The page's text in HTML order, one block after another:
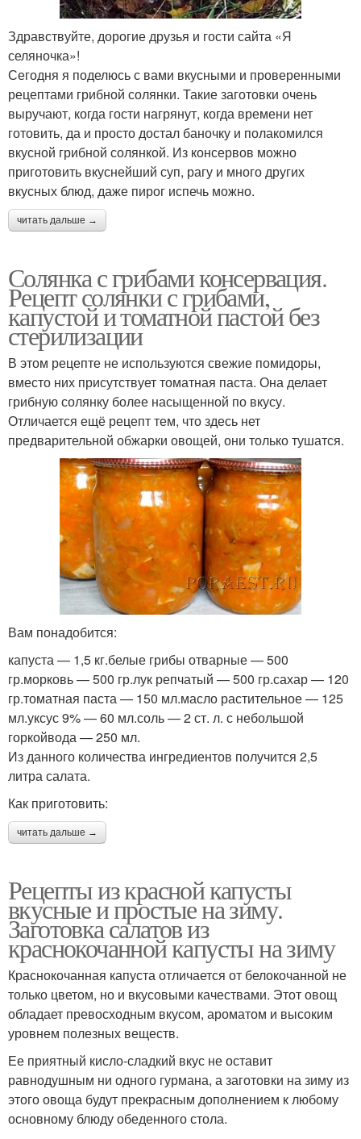
Здравствуйте, дорогие друзья и гости сайта «Я
селяночка»!
Сегодня я поделюсь с вами вкусными и проверенными
рецептами грибной солянки. Такие заготовки очень
выручают, когда гости нагрянут, когда времени нет
готовить, да и просто достал баночку и полакомился
вкусной грибной солянкой. Из консервов можно
приготовить вкуснейший суп, рагу и много других
вкусных блюд, даже пирог испечь можно.
читать дальше →
Солянка с грибами консервация.
Рецепт солянки с грибами,
капустой и томатной пастой без
стерилизации
В этом рецепте не используются свежие помидоры,
вместо них присутствует томатная паста. Она делает
грибную солянку более насыщенной по вкусу.
Отличается ещё рецепт тем, что здесь нет
предварительной обжарки овощей, они только тушатся.
Вам понадобится:
капуста — 1,5 кг.белые грибы отварные — 500
гр.морковь — 500 гр.лук репчатый — 500 гр.сахар — 120
гр.томатная паста — 150 мл.масло растительное — 125
мл.уксус 9% — 60 мл.соль — 2 ст. л. с небольшой
горкойвода — 250 мл.
Из данного количества ингредиентов получится 2,5
литра салата.
Как приготовить:
читать дальше →
Рецепты из красной капусты
вкусные и простые на зиму.
Заготовка салатов из
краснокочанной капусты на зиму
Краснокочанная капуста отличается от белокочанной не
только цветом, но и вкусовыми качествами. Этот овощ
обладает превосходным вкусом, ароматом и высоким
уровнем полезных веществ.
Ее приятный кисло-сладкий вкус не оставит
равнодушным ни одного гурмана, а заготовки на зиму из
этого овоща будут прекрасным дополнением к любому
основному блюду обеденного стола.